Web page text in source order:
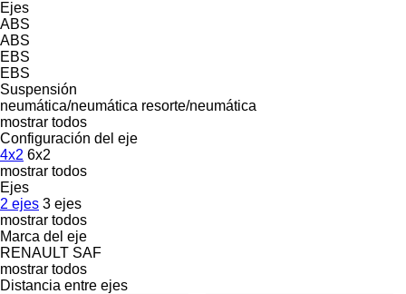
Ejes
ABS
ABS
EBS
EBS
Suspensión
neumática/neumática resorte/neumática
mostrar todos
Configuración del eje
4x2 6x2
mostrar todos
Ejes
2 ejes 3 ejes
mostrar todos
Marca del eje
RENAULT SAF
mostrar todos
Distancia entre ejes